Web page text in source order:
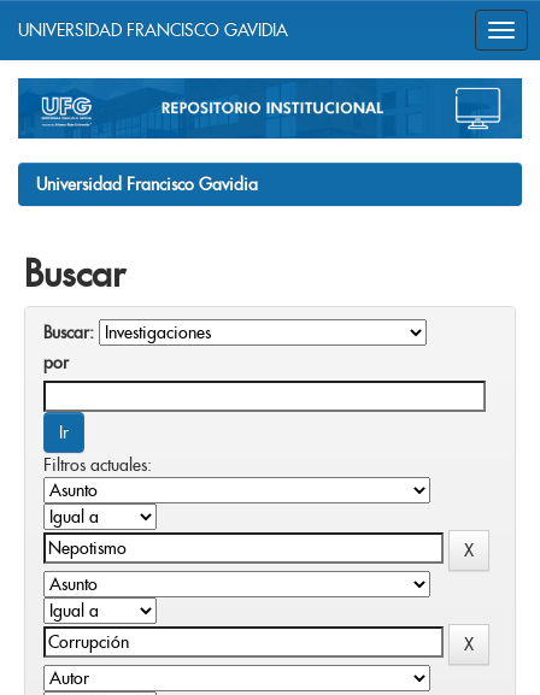
navigation
UNIVERSIDAD FRANCISCO GAVIDIA
Universidad Francisco Gavidia
Buscar
Buscar:
por
Filtros actuales: